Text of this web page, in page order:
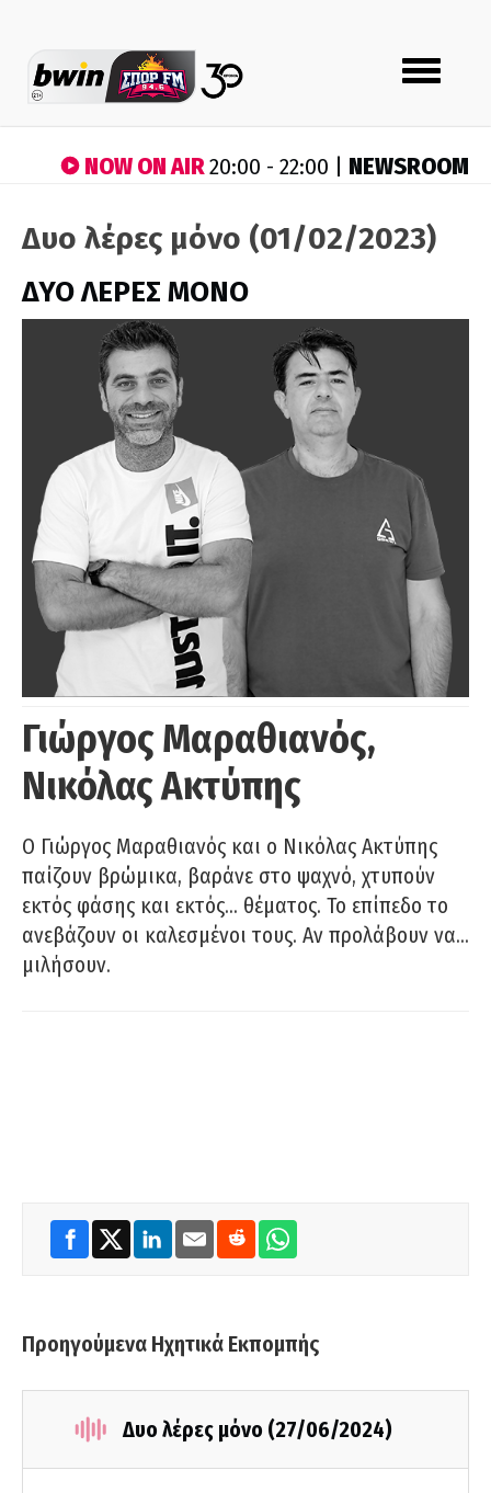
Toggle
navigation
NOW ON AIR20:00 - 22:00 | NEWSROOM
Δυο λέρες μόνο (01/02/2023)
ΔΥΟ ΛΕΡΕΣ ΜΟΝΟ
Γιώργος Μαραθιανός,
Νικόλας Ακτύπης
Ο Γιώργος Μαραθιανός και ο Νικόλας Ακτύπης
παίζουν βρώμικα, βαράνε στο ψαχνό, χτυπούν
εκτός φάσης και εκτός… θέματος. Το επίπεδο το
ανεβάζουν οι καλεσμένοι τους. Αν προλάβουν να…
μιλήσουν.
Προηγούμενα Ηχητικά Εκπομπής
Δυο λέρες μόνο (27/06/2024)